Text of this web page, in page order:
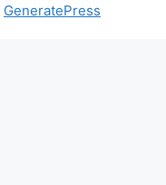
GeneratePress